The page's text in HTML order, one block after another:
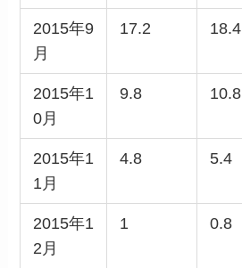
2015年9
月
17.2 18.4
2015年1
0月
9.8 10.8
2015年1
1月
4.8 5.4
2015年1
2月
1 0.8